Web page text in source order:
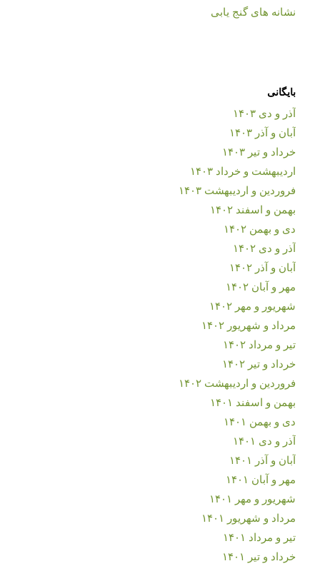
نشانه های گنج یابی
بایگانی
آذر و دی ۱۴۰۳
آبان و آذر ۱۴۰۳
خرداد و تیر ۱۴۰۳
اردیبهشت و خرداد ۱۴۰۳
فروردین و اردیبهشت ۱۴۰۳
بهمن و اسفند ۱۴۰۲
دی و بهمن ۱۴۰۲
آذر و دی ۱۴۰۲
آبان و آذر ۱۴۰۲
مهر و آبان ۱۴۰۲
شهریور و مهر ۱۴۰۲
مرداد و شهریور ۱۴۰۲
تیر و مرداد ۱۴۰۲
خرداد و تیر ۱۴۰۲
فروردین و اردیبهشت ۱۴۰۲
بهمن و اسفند ۱۴۰۱
دی و بهمن ۱۴۰۱
آذر و دی ۱۴۰۱
آبان و آذر ۱۴۰۱
مهر و آبان ۱۴۰۱
شهریور و مهر ۱۴۰۱
مرداد و شهریور ۱۴۰۱
تیر و مرداد ۱۴۰۱
خرداد و تیر ۱۴۰۱